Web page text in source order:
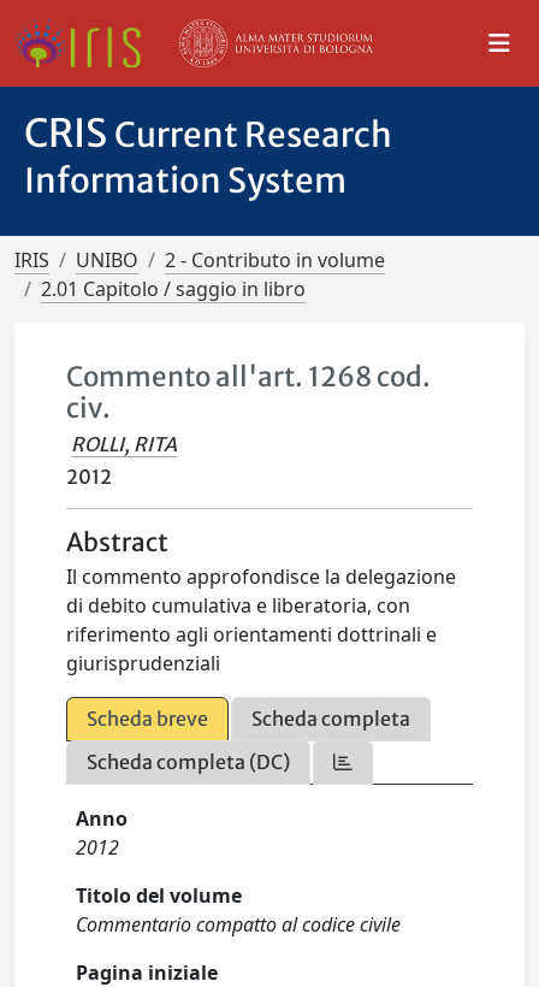
CRIS Current Research
Information System
IRIS UNIBO
2 - Contributo in volume
2.01 Capitolo / saggio in libro
Commento all'art. 1268 cod.
civ.
ROLLI, RITA
2012
Abstract
Il commento approfondisce la delegazione
di debito cumulativa e liberatoria, con
riferimento agli orientamenti dottrinali e
giurisprudenziali
Scheda breve
Scheda completa
Scheda completa (DC)
Anno
2012
Titolo del volume
Commentario compatto al codice civile
Pagina iniziale